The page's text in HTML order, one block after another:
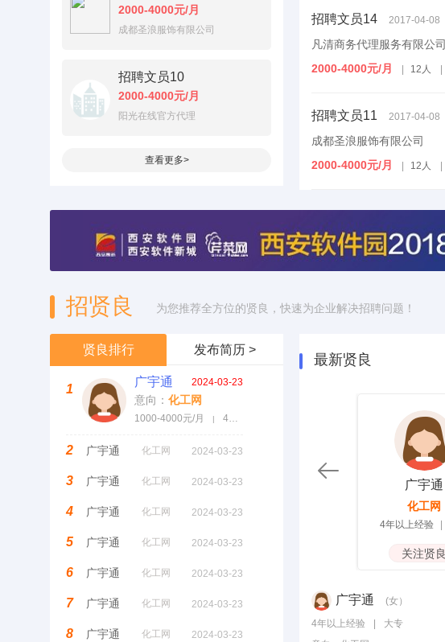
2000-4000元/月
成都圣浪服饰有限公司
招聘文员10
2000-4000元/月
阳光在线官方代理
查看更多>
招聘文员14 2017-04-08
凡清商务代理服务有限公司
2000-4000元/月
| 12人 |
招聘文员11 2017-04-08
成都圣浪服饰有限公司
2000-4000元/月
| 12人 |
招贤良 为您推荐全方位的贤良，快速为企业解决招聘问题！
贤良排行 发布简历 >
1
广宇通
意向： 化工网
1000-4000元/月 | 4年以上经验
2024-03-23
2 广宇通 化工网 2024-03-23
3 广宇通 化工网 2024-03-23
4 广宇通 化工网 2024-03-23
5 广宇通 化工网 2024-03-23
6 广宇通 化工网 2024-03-23
7 广宇通 化工网 2024-03-23
8 广宇通 化工网 2024-03-23
最新贤良
推荐
广宇通
化工网
广宇通
化工网
4年以上经验
关注贤良
广宇通 (女）
4年以上经验
大专